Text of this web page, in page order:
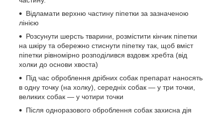
Відламати верхню частину піпетки за зазначеною
лінією
Розсунути шерсть тварини, розмістити кінчик піпетки
на шкіру та обережно стиснути піпетку так, щоб вміст
піпетки рівномірно розподілився вздовж хребта (від
холки до основи хвоста)
Під час оброблення дрібних собак препарат наносять
в одну точку (на холку), середніх собак — у три точки,
великих собак — у чотири точки
Після одноразового оброблення собак захисна дія